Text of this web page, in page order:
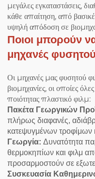
μεγάλες εγκαταστάσεις,
κάθε απαίτηση, από
υψηλή απόδοση σε
Ποιοι μπορούν
μηχανές
Οι μηχανές μας φυσητού
βιομηχανίες, οι οποίες
ποιότητας πλαστικό φιλμ:
Πακέτα Γεωργικών
πλήρως διαφανές,
κατεψυγμένων τροφίμων
Γεωργία: Δυνατότητα
θερμοκηπίων και φιλμ
προσαρμοστούν σε
Συσκευασία